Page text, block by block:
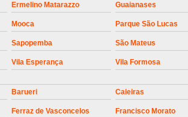
Ermelino Matarazzo Guaianases
Mooca Parque São Lucas
Sapopemba São Mateus
Vila Esperança Vila Formosa
Barueri Caieiras
Ferraz de Vasconcelos Francisco Morato